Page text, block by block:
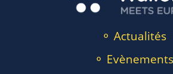
⚬ Actualités
⚬ Evènements